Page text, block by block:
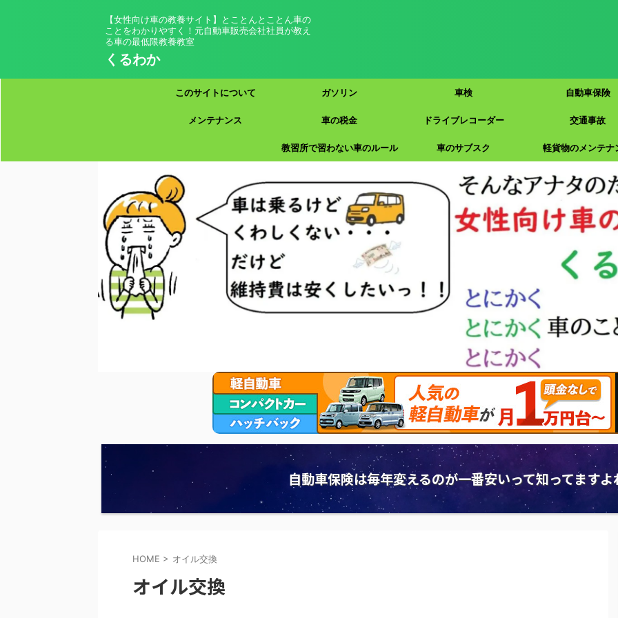
【女性向け車の教養サイト】とことんとことん車の
ことをわかりやすく！元自動車販売会社社員が教え
る車の最低限教養教室
くるわか
このサイトについて ガソリン 車検 自動車保険
メンテナンス 車の税金 ドライブレコーダー 交通事故
教習所で習わない車のルール 車のサブスク 軽貨物のメンテナ
自動車保険は毎年変えるのが一番安いって知ってますよ
HOME > オイル交換
オイル交換